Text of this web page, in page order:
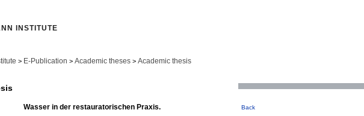
INSTITUTE
> E-Publication > Academic theses > Academic thesis
Wasser in der restauratorischen Praxis. Back